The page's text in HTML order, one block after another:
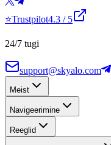
⭐Trustpilot4.3 / 5
24/7 tugi
support@skyalo.com
Meist
Navigeerimine
Reeglid